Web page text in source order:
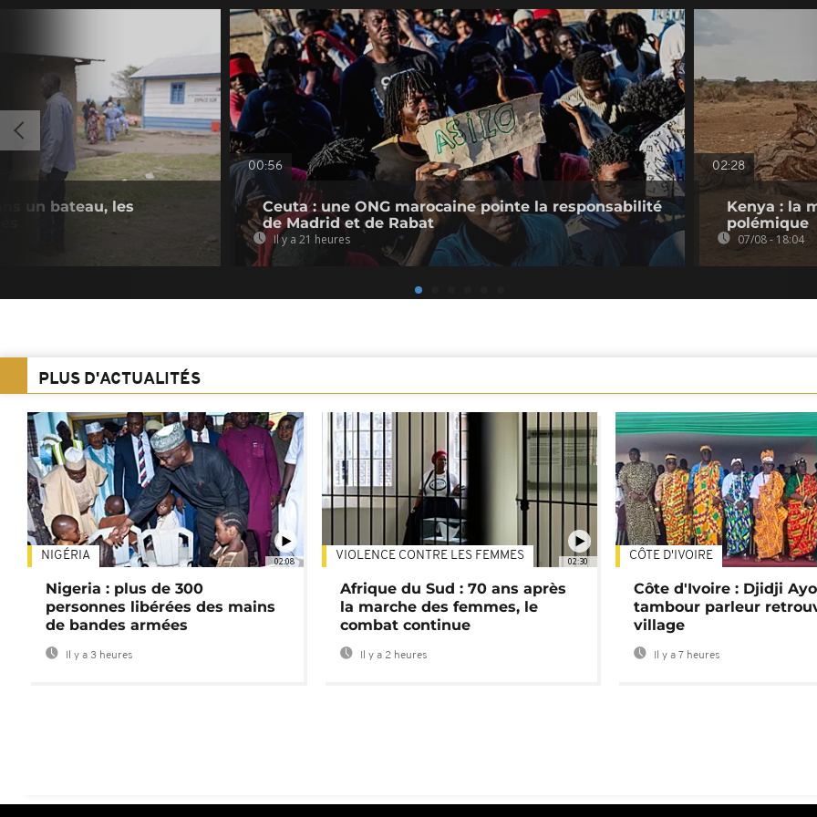
un bateau, les
00:56
Ceuta : une ONG marocaine pointe la responsabilité
de Madrid et de Rabat
Il y a 21 heures
02:28
Kenya : la
polémique
07/08 - 18:04
PLUS D'ACTUALITÉS
02:08
NIGÉRIA
Nigeria : plus de 300
personnes libérées des mains
de bandes armées
Il y a 3 heures
02:30
VIOLENCE CONTRE LES FEMMES
Afrique du Sud : 70 ans après
la marche des femmes, le
combat continue
Il y a 2 heures
CÔTE D'IVOIRE
Côte d'Ivoire : Djidji
tambour parleur
village
Il y a 7 heures